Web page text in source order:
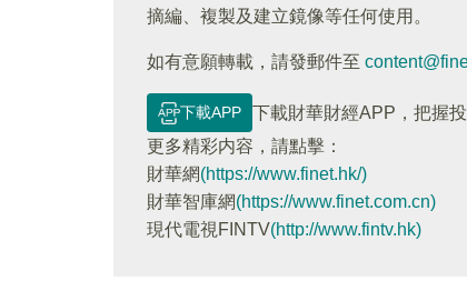
摘編、複製及建立鏡像等任何使用。
如有意願轉載，請發郵件至
下載APP
下載財華財經APP，把握
更多精彩内容，請點擊：
財華網(https://www.finet.hk/)
財華智庫網(https://www.finet.com.cn)
現代電視FINTV(http://www.fintv.hk)